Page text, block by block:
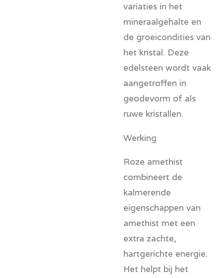
variaties in het
mineraalgehalte en
de groeicondities van
het kristal. Deze
edelsteen wordt vaak
aangetroffen in
geodevorm of als
ruwe kristallen.
Werking
Roze amethist
combineert de
kalmerende
eigenschappen van
amethist met een
extra zachte,
hartgerichte energie.
Het helpt bij het